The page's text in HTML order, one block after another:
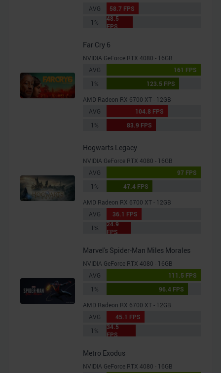
AVG
58.7 FPS
1%
48.5
FPS
Far Cry 6
NVIDIA GeForce RTX 4080 - 16GB
AVG
161 FPS
1%
123.5 FPS
AMD Radeon RX 6700 XT - 12GB
AVG
104.8 FPS
1%
83.9 FPS
Hogwarts Legacy
NVIDIA GeForce RTX 4080 - 16GB
AVG
97 FPS
1%
47.4 FPS
AMD Radeon RX 6700 XT - 12GB
AVG
36.1 FPS
1%
24.9
FPS
Marvel's Spider-Man Miles Morales
NVIDIA GeForce RTX 4080 - 16GB
AVG
111.5 FPS
1%
96.4 FPS
AMD Radeon RX 6700 XT - 12GB
AVG
45.1 FPS
1%
34.5
FPS
Metro Exodus
NVIDIA GeForce RTX 4080 - 16GB